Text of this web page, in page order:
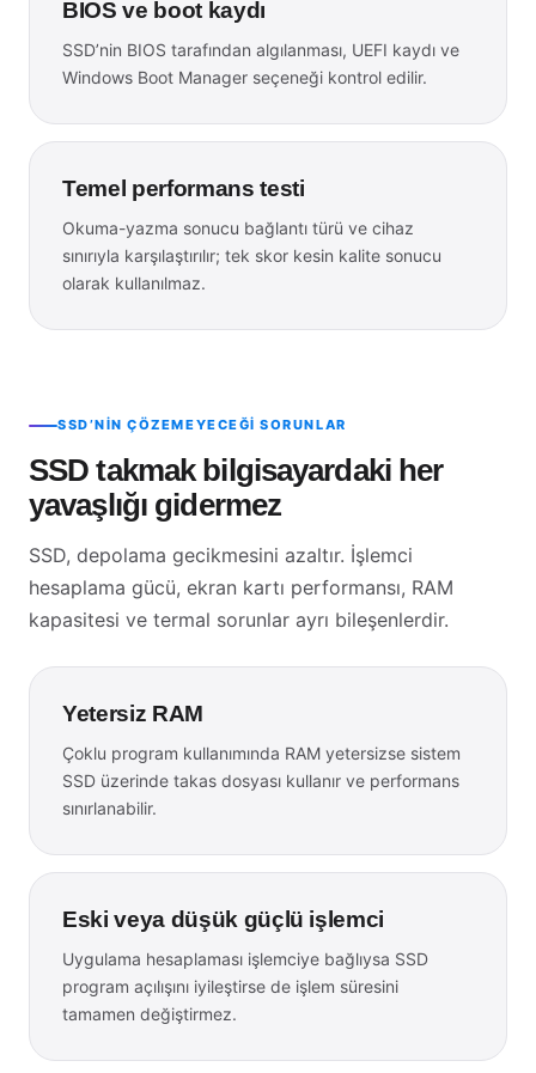
BIOS ve boot kaydı
SSD’nin BIOS tarafından algılanması, UEFI kaydı ve
Windows Boot Manager seçeneği kontrol edilir.
Temel performans testi
Okuma-yazma sonucu bağlantı türü ve cihaz
sınırıyla karşılaştırılır; tek skor kesin kalite sonucu
olarak kullanılmaz.
SSD’NIN ÇÖZEMEYECEĞI SORUNLAR
SSD takmak bilgisayardaki her
yavaşlığı gidermez
SSD, depolama gecikmesini azaltır. İşlemci
hesaplama gücü, ekran kartı performansı, RAM
kapasitesi ve termal sorunlar ayrı bileşenlerdir.
Yetersiz RAM
Çoklu program kullanımında RAM yetersizse sistem
SSD üzerinde takas dosyası kullanır ve performans
sınırlanabilir.
Eski veya düşük güçlü işlemci
Uygulama hesaplaması işlemciye bağlıysa SSD
program açılışını iyileştirse de işlem süresini
tamamen değiştirmez.